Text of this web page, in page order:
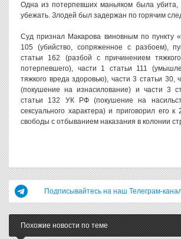
Одна из потерпевших маньяком была убита,
убежать. Злодей был задержан по горячим
Суд признал Макарова виновным по пункту
105 (убийство, сопряженное с разбоем),
статьи 162 (разбой с причинением
потерпевшего), части 1 статьи 111
тяжкого вреда здоровью), части 3 статьи 30,
(покушение на изнасилование) и части 3
статьи 132 УК РФ (покушение на
сексуального характера) и приговорил его
свободы с отбыванием наказания в колонии
Подписывайтесь на наш Телеграм-
Похожие новости по теме